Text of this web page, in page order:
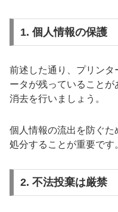
1. 個人情報の保護
前述した通り、プリン
ータが残っていること
消去を行いましょう。
個人情報の流出を防ぐた
処分することが重要です
2. 不法投棄は厳禁